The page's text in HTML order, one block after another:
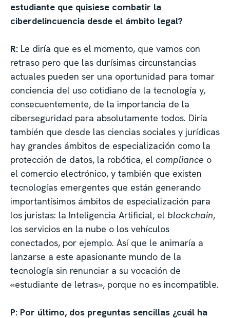
estudiante que quisiese combatir la
ciberdelincuencia desde el ámbito legal?
R: Le diría que es el momento, que vamos con
retraso pero que las durísimas circunstancias
actuales pueden ser una oportunidad para tomar
conciencia del uso cotidiano de la tecnología y,
consecuentemente, de la importancia de la
ciberseguridad para absolutamente todos. Diría
también que desde las ciencias sociales y jurídicas
hay grandes ámbitos de especialización como la
protección de datos, la robótica, el compliance o
el comercio electrónico, y también que existen
tecnologías emergentes que están generando
importantísimos ámbitos de especialización para
los juristas: la Inteligencia Artificial, el blockchain,
los servicios en la nube o los vehículos
conectados, por ejemplo. Así que le animaría a
lanzarse a este apasionante mundo de la
tecnología sin renunciar a su vocación de
«estudiante de letras», porque no es incompatible.
P: Por último, dos preguntas sencillas ¿cuál ha